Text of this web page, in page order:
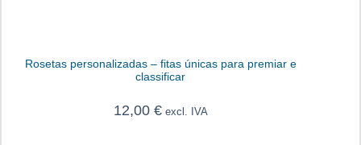
Rosetas personalizadas – fitas únicas para premiar e
classificar
12,00 €excl. IVA